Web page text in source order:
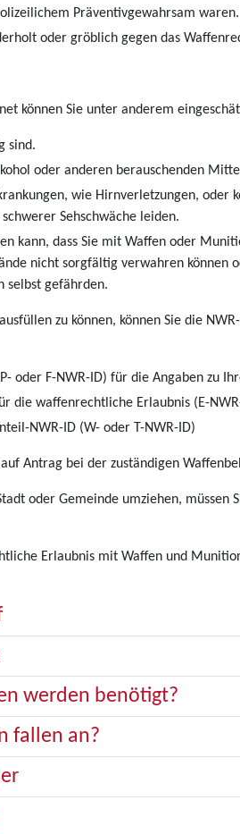
Präventivgewahrsam waren.
oder gröblich gegen das
können Sie unter anderem
sind.
oder anderen berauschenden
wie Hirnverletzungen, oder
Sehschwäche leiden.
kann, dass Sie mit Waffen oder
nicht sorgfältig verwahren können
selbst gefährden.
zu können, können Sie die
oder F-NWR-ID) für die Angaben zu
die waffenrechtliche Erlaubnis (E-
NWR-ID (W- oder T-NWR-ID)
Antrag bei der zuständigen
oder Gemeinde umziehen, müssen
Erlaubnis mit Waffen und
werden benötigt?
fallen an?